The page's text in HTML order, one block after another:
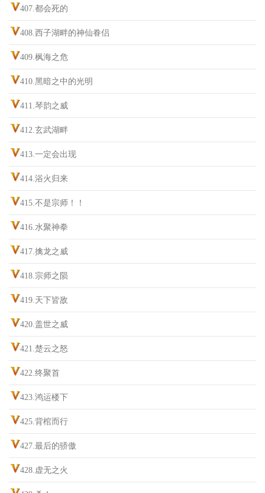
407.都会死的
408.西子湖畔的神仙眷侣
409.枫海之危
410.黑暗之中的光明
411.琴韵之威
412.玄武湖畔
413.一定会出现
414.浴火归来
415.不是宗师！！
416.水聚神拳
417.擒龙之威
418.宗师之陨
419.天下皆敌
420.盖世之威
421.楚云之怒
422.终聚首
423.鸿运楼下
425.背棺而行
427.最后的骄傲
428.虚无之火